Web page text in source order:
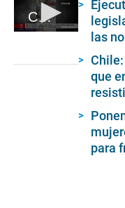
Comas: Encuentran armas de fuego, municiones e imagen de la santa muerte en casa baleada
las
que
para